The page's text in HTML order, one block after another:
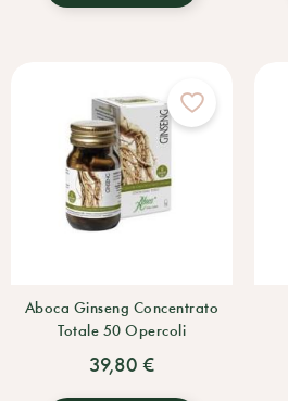
Aboca Ginseng Concentrato
Totale 50 Opercoli
39,80 €